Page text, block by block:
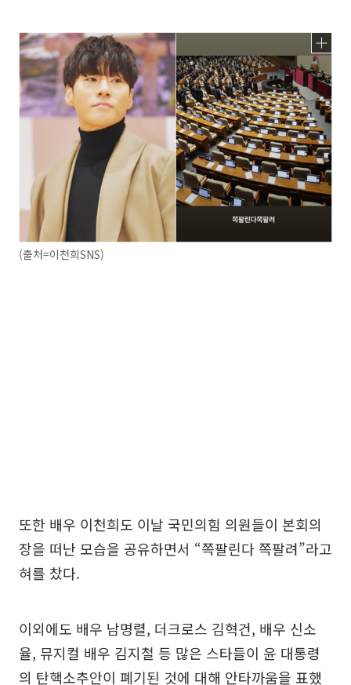
(출처=이천희SNS)
또한 배우 이천희도 이날 국민의힘 의원들이 본회의
장을 떠난 모습을 공유하면서 “쪽팔린다 쪽팔려”라고
혀를 찼다.
이외에도 배우 남명렬, 더크로스 김혁건, 배우 신소
율, 뮤지컬 배우 김지철 등 많은 스타들이 윤 대통령
의 탄핵소추안이 폐기된 것에 대해 안타까움을 표했